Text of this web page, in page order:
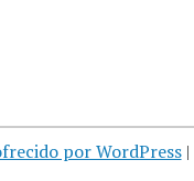
por WordPress |